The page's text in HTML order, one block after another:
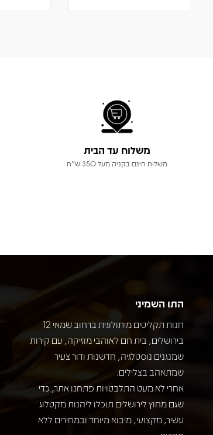
משלוח עד הבית
משלוח חינם בקניה מעל 350 ש"ח
התו השמיני
חנות תקליטים מיתולוגית ברחוב שמאי 12
בירושלים, בית חם לאוהבי מוזיקה, עם קירות
שמנגנים נוסטלגיה, חדשנות ודור צעיר
שמתאהב בצלילים.
אחרי לא מעט התלבטויות פתחנו אתר, כדי
שגם מחוץ לירושלים תוכלו ליהנות מקטלוג
עשיר, מקצועי, מיבוא מיוחד ובמחירים ללא